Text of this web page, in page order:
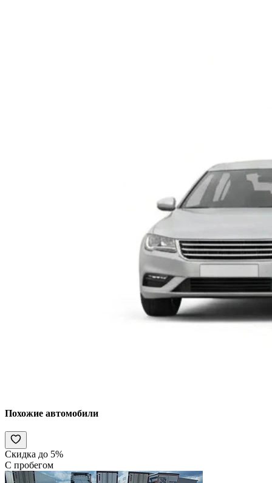
Похожие автомобили
Скидка до 5%
С пробегом